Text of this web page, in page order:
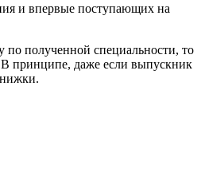
и впервые поступающих на
по полученной специальности, то
В принципе, даже если выпускник